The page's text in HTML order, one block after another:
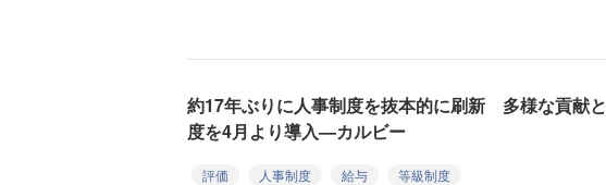
約17年ぶりに人事制度を抜本的に刷新 多様な貢献
度を4月より導入—カルビー
評価 人事制度 給与
等級制度